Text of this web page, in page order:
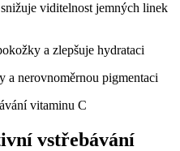
viditelnost jemných linek
a zlepšuje hydrataci
a nerovnoměrnou pigmentaci
vstřebávání